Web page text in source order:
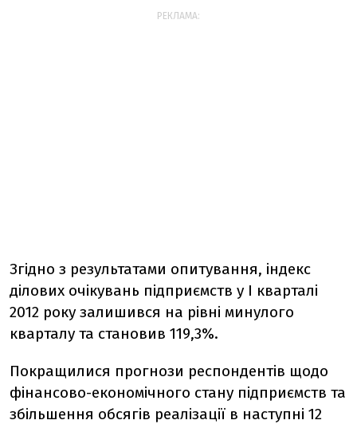
РЕКЛАМА:
Згідно з результатами опитування, індекс
ділових очікувань підприємств у І кварталі
2012 року залишився на рівні минулого
кварталу та становив 119,3%.
Покращилися прогнози респондентів щодо
фінансово-економічного стану підприємств та
збільшення обсягів реалізації в наступні 12